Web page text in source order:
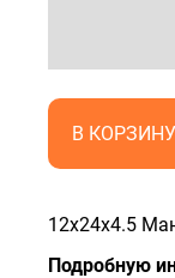
В КОРЗИНУ
12x24x4.5
Подробную